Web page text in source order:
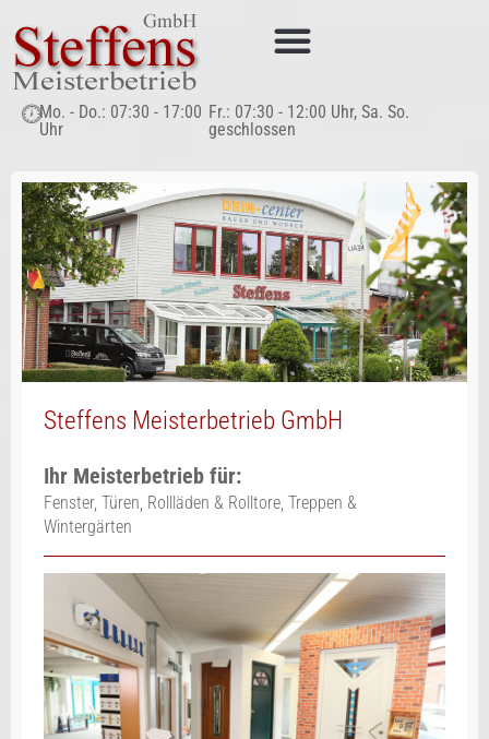
Mo. - Do.: 07:30 - 17:00
Uhr
Fr.: 07:30 - 12:00 Uhr, Sa. So.
geschlossen
Steffens Meisterbetrieb GmbH
Ihr Meisterbetrieb für:
Fenster, Türen, Rollläden & Rolltore, Treppen &
Wintergärten